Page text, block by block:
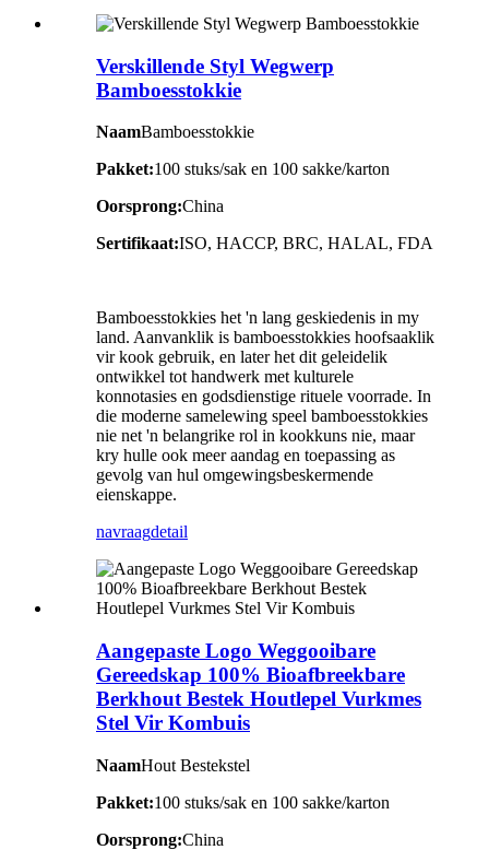
Verskillende Styl Wegwerp
Bamboesstokkie
NaamBamboesstokkie
Pakket:100 stuks/sak en 100 sakke/karton
Oorsprong:China
Sertifikaat:ISO, HACCP, BRC, HALAL, FDA
Bamboesstokkies het 'n lang geskiedenis in my
land. Aanvanklik is bamboesstokkies hoofsaaklik
vir kook gebruik, en later het dit geleidelik
ontwikkel tot handwerk met kulturele
konnotasies en godsdienstige rituele voorrade. In
die moderne samelewing speel bamboesstokkies
nie net 'n belangrike rol in kookkuns nie, maar
kry hulle ook meer aandag en toepassing as
gevolg van hul omgewingsbeskermende
eienskappe.
navraagdetail
Aangepaste Logo Weggooibare
Gereedskap 100% Bioafbreekbare
Berkhout Bestek Houtlepel Vurkmes
Stel Vir Kombuis
NaamHout Bestekstel
Pakket:100 stuks/sak en 100 sakke/karton
Oorsprong:China